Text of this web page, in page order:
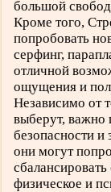
большой
Кроме того,
попробовать
серфинг,
отличной
ощущения и
Независимо от
выберут, важно
безопасности и
они могут
физическое и